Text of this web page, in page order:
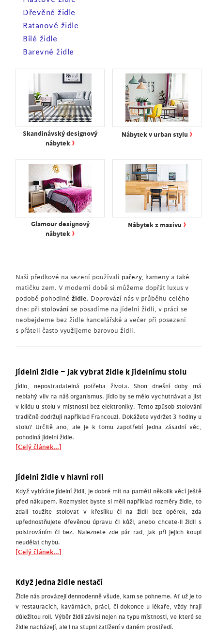
Dřevěné židle
Ratanové židle
Bílé židle
Barevné židle
Skandinávský designový
nábytek ›
Nábytek v urban stylu ›
Glamour designový
nábytek ›
Nábytek z masivu ›
Naši předkové na sezení používali pařezy, kameny a také
matičku zem. V moderní době si můžeme dopřát luxus v
podobě pohodlné židle. Doprovází nás v průběhu celého
dne: při stolování se posadíme na jídelní židli, v práci se
neobejdeme bez židle kancelářské a večer při posezení
s přáteli často využijeme barovou židli.
Jídelní židle – jak vybrat židle k jídelnímu stolu
Jídlo, nepostradatelná potřeba života. Shon dnešní doby má
neblahý vliv na náš organismus. Jídlo by se mělo vychutnávat a jíst
v klidu u stolu v místnosti bez elektroniky. Tento způsob stolování
tradičně dodržují například Francouzi. Dokážete vydržet 3 hodiny u
stolu? Určitě ano, ale je k tomu zapotřebí jedna zásadní věc,
pohodlná jídelní židle.
[Celý článek...]
Jídelní židle v hlavní roli
Když vybíráte jídelní židli, je dobré mít na paměti několik věcí ještě
před nákupem. Rozmyslet byste si měli například rozměry židle, to
zdali toužíte stolovat v křesílku či na židli bez opěrek, zda
upřednostňujete dřevěnou úpravu či kůži, anebo chcete-li židli s
polstrováním či bez. Naleznete zde pár rad, jak při jejich koupi
neudělat chybu.
[Celý článek...]
Když jedna židle nestačí
Židle nás provázejí dennodenně všude, kam se pohneme. Ať už je to
v restauracích, kavárnách, práci, či dokonce u lékaře, vždy hrají
důležitou roli. Výběr židlí závisí nejen na typu místnosti, ve které se
židle nacházejí, ale i na stupni zatížení v daném prostředí.